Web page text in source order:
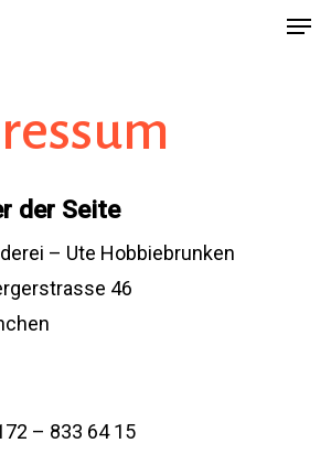
der Seite
– Ute Hobbiebrunken
46
– 833 64 15